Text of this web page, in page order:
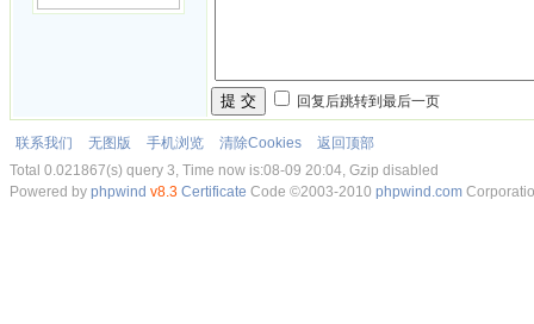
提 交 回复后跳转到最后一页
联系我们 无图版 手机浏览 清除Cookies
返回顶部
Total 0.021867(s) query 3, Time now is:08-09 20:04, Gzip disabled
Powered by phpwind v8.3 Certificate Code ©2003-2010 phpwind.com